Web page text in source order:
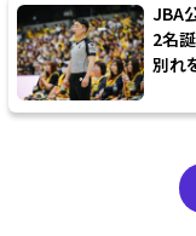
JBA
2名
別れ